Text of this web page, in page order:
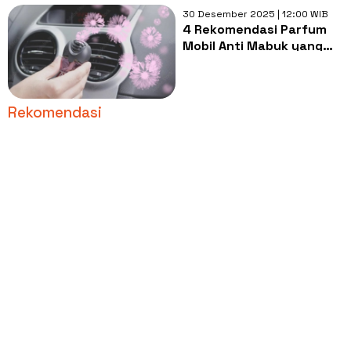
30 Desember 2025 | 12:00 WIB
4 Rekomendasi Parfum
Mobil Anti Mabuk yang
Rekomendasi